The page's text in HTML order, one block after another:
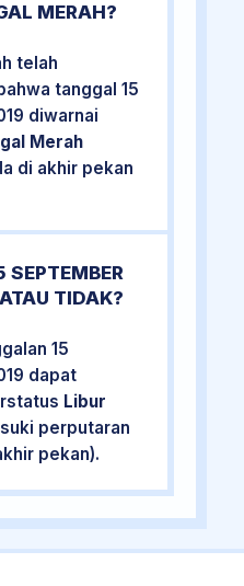
MERAH?
telah
tanggal 15
diwarnai
Merah
di akhir pekan
SEPTEMBER
TIDAK?
15
dapat
Libur
perputaran
pekan).